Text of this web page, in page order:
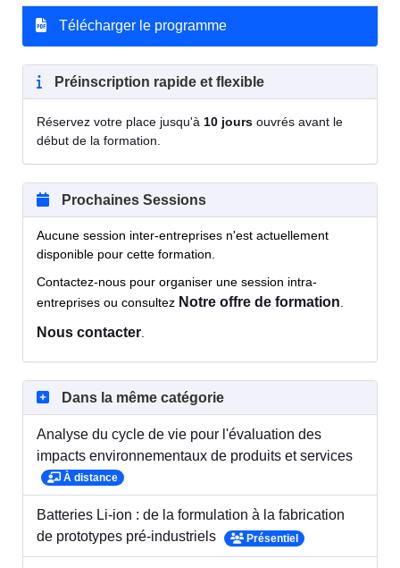
Télécharger le programme
Préinscription rapide et flexible
Réservez votre place jusqu'à 10 jours ouvrés avant le
début de la formation.
Prochaines Sessions
Aucune session inter-entreprises n'est actuellement
disponible pour cette formation.
Contactez-nous pour organiser une session intra-
entreprises ou consultez Notre offre de formation.
Nous contacter.
Dans la même catégorie
Analyse du cycle de vie pour l'évaluation des
impacts environnementaux de produits et services
À distance
Batteries Li-ion : de la formulation à la fabrication
de prototypes pré-industriels
Présentiel